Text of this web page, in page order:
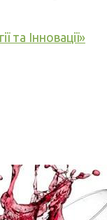
та Інновації»